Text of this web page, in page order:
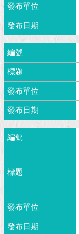
主
題
館
與
民
互
動
活
動
主
題
館
回
頁
網
站